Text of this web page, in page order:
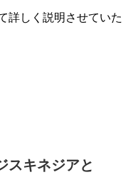
詳しく説明させていた
スキネジアと